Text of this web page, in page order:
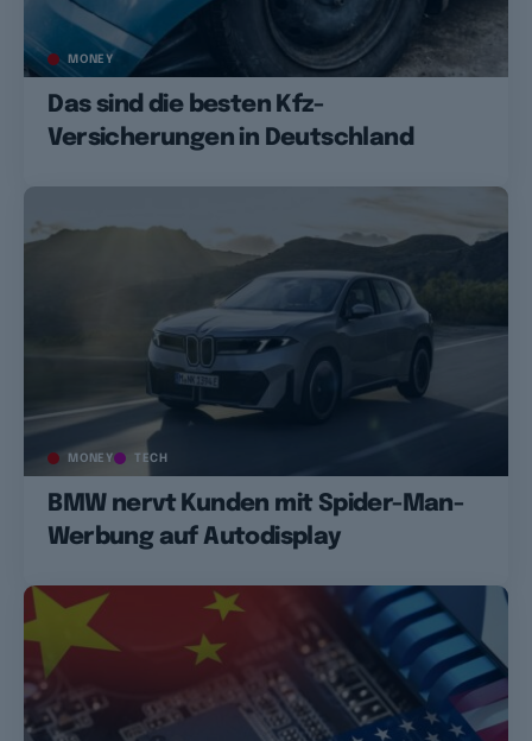
MONEY
Das sind die besten Kfz-
Versicherungen in Deutschland
MONEY TECH
BMW nervt Kunden mit Spider-Man-
Werbung auf Autodisplay